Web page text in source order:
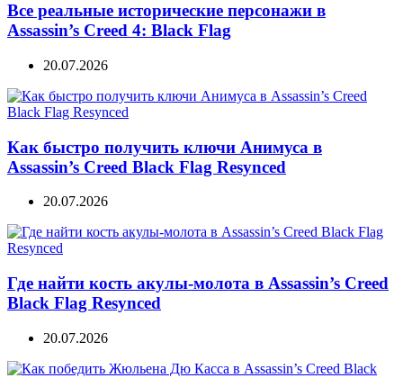
Все реальные исторические персонажи в
Assassin’s Creed 4: Black Flag
20.07.2026
Как быстро получить ключи Анимуса в
Assassin’s Creed Black Flag Resynced
20.07.2026
Где найти кость акулы-молота в Assassin’s Creed
Black Flag Resynced
20.07.2026